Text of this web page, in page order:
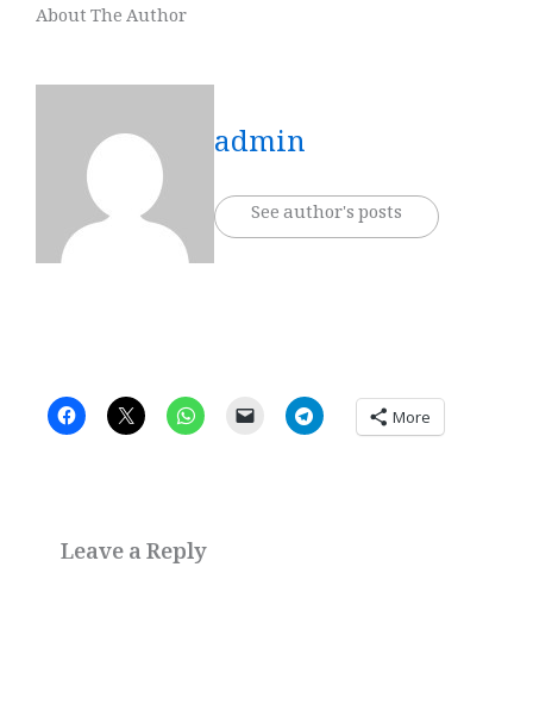
About The Author
admin
See author's posts
More
Leave a Reply